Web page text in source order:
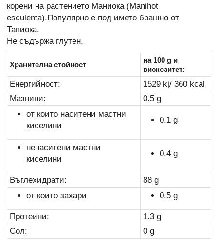
корени на растението Маниока (Manihot
esculenta).Популярно е под името брашно от
Тапиока.
Не съдържа глутен.
Хранителна стойност
на 100 g и
вискозитет:
Енергийност:
1529 kj/ 360 kcal
Мазнини:
0.5 g
от които наситени мастни
киселини
0.1 g
ненаситени мастни
киселини
0.4 g
Въглехидрати:
88 g
от които захари
0.5 g
Протеини:
1.3 g
Сол:
0 g